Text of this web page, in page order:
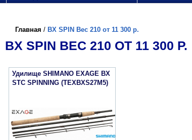
Главная / BX SPIN Вес 210 от 11 300 р.
BX SPIN ВЕС 210 ОТ 11 300 Р.
Удилище SHIMANO EXAGE BX
STC SPINNING (TEXBXS27M5)